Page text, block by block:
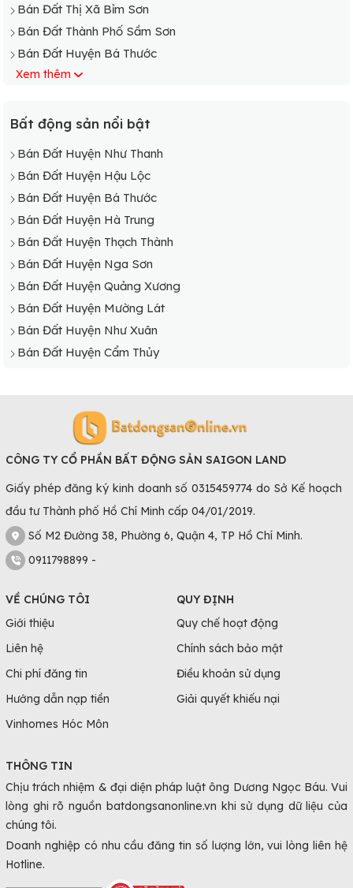
Bán Đất Thị Xã Bỉm Sơn
Bán Đất Thành Phố Sầm Sơn
Bán Đất Huyện Bá Thước
Bán Đất Huyện Cẩm Thủy
Bán Đất Huyện Hà Trung
Bán Đất Huyện Hoằng Hóa
Xem thêm
Bất động sản nổi bật
Bán Đất Huyện Như Thanh
Bán Đất Huyện Hậu Lộc
Bán Đất Huyện Bá Thước
Bán Đất Huyện Hà Trung
Bán Đất Huyện Thạch Thành
Bán Đất Huyện Nga Sơn
Bán Đất Huyện Quảng Xương
Bán Đất Huyện Mường Lát
Bán Đất Huyện Như Xuân
Bán Đất Huyện Cẩm Thủy
CÔNG TY CỔ PHẦN BẤT ĐỘNG SẢN SAIGON LAND
Giấy phép đăng ký kinh doanh số 0315459774 do Sở Kế hoạch
đầu tư Thành phố Hồ Chí Minh cấp 04/01/2019.
Số M2 Đường 38, Phường 6, Quận 4, TP Hồ Chí Minh.
0911798899 -
VỀ CHÚNG TÔI
Giới thiệu
Liên hệ
Chi phí đăng tin
Hướng dẫn nạp tiền
Vinhomes Hóc Môn
QUY ĐỊNH
Quy chế hoạt động
Chính sách bảo mật
Điều khoản sử dụng
Giải quyết khiếu nại
THÔNG TIN
Chịu trách nhiệm & đại diện pháp luật ông Dương Ngọc Báu. Vui
lòng ghi rõ nguồn batdongsanonline.vn khi sử dụng dữ liệu của
chúng tôi.
Doanh nghiệp có nhu cầu đăng tin số lượng lớn, vui lòng liên hệ
Hotline.